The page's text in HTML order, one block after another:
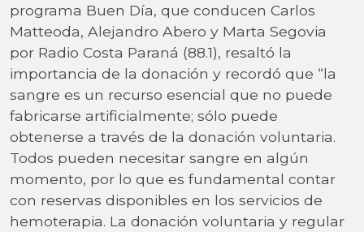
programa Buen Día, que conducen Carlos
Matteoda, Alejandro Abero y Marta Segovia
por Radio Costa Paraná (88.1), resaltó la
importancia de la donación y recordó que “la
sangre es un recurso esencial que no puede
fabricarse artificialmente; sólo puede
obtenerse a través de la donación voluntaria.
Todos pueden necesitar sangre en algún
momento, por lo que es fundamental contar
con reservas disponibles en los servicios de
hemoterapia. La donación voluntaria y regular